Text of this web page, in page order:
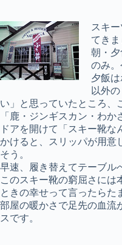
スキ
てきま
朝・
のみ
夕飯
以外
い」と思っていたところ、
「鹿・ジンギスカン・わか
ドアを開けて「スキー靴
かけると、スリッパが用意
そう。
早速、履き替えてテーブル
このスキー靴の窮屈さには
ときの幸せって言ったらた
部屋の暖かさで足先の血流
スです。